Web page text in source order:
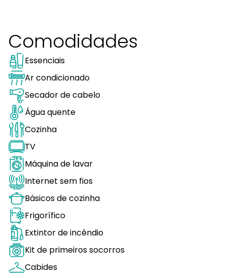
Comodidades
Essenciais
Ar condicionado
Secador de cabelo
Água quente
Cozinha
TV
Máquina de lavar
Internet sem fios
Básicos de cozinha
Frigorífico
Extintor de incêndio
Kit de primeiros socorros
Cabides